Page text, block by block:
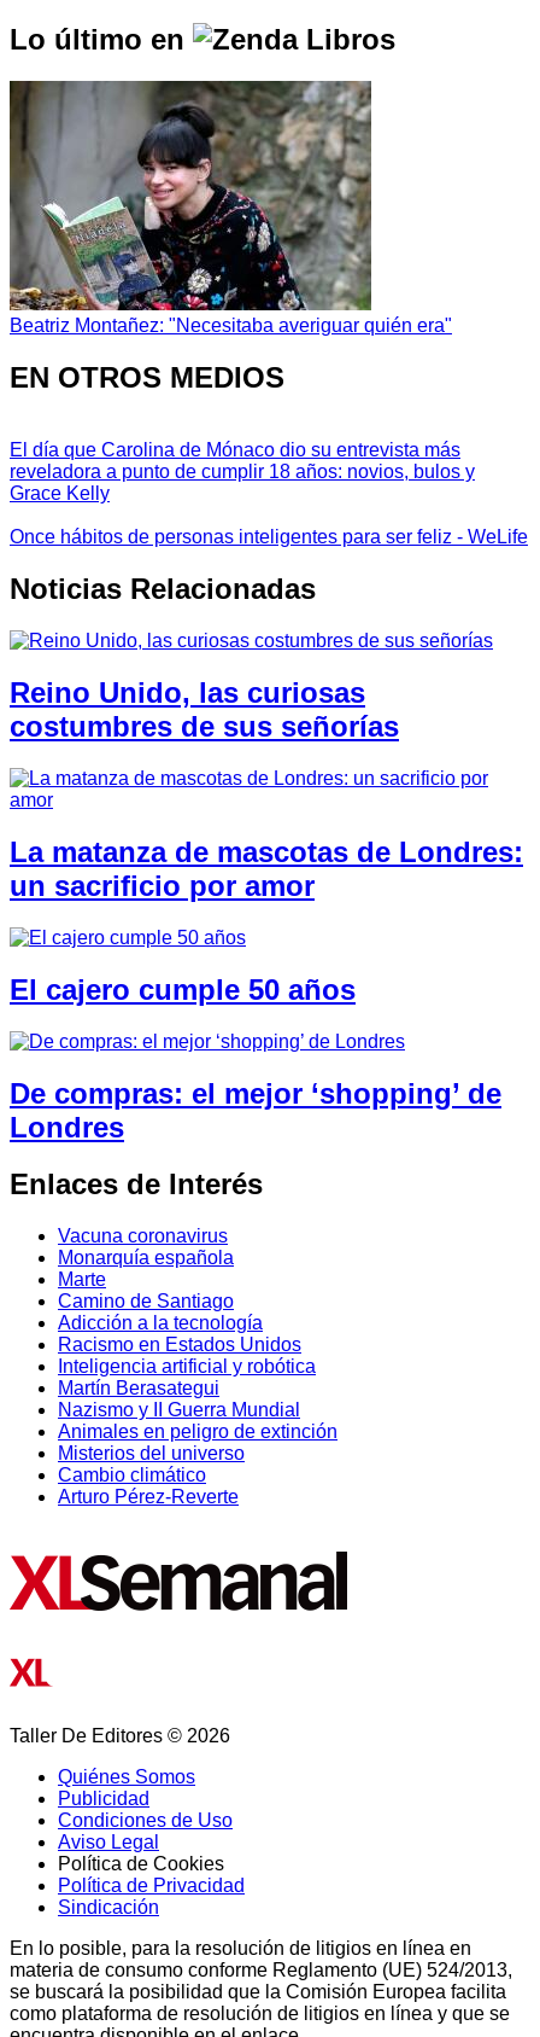
Lo último en
Beatriz Montañez: "Necesitaba averiguar quién era"
EN OTROS MEDIOS
El día que Carolina de Mónaco dio su entrevista más
reveladora a punto de cumplir 18 años: novios, bulos y
Grace Kelly
Once hábitos de personas inteligentes para ser feliz - WeLife
Noticias Relacionadas
Reino Unido, las curiosas
costumbres de sus señorías
La matanza de mascotas de Londres:
un sacrificio por amor
El cajero cumple 50 años
De compras: el mejor ‘shopping’ de
Londres
Enlaces de Interés
Vacuna coronavirus
Monarquía española
Marte
Camino de Santiago
Adicción a la tecnología
Racismo en Estados Unidos
Inteligencia artificial y robótica
Martín Berasategui
Nazismo y II Guerra Mundial
Animales en peligro de extinción
Misterios del universo
Cambio climático
Arturo Pérez-Reverte
Taller De Editores © 2026
Quiénes Somos
Publicidad
Condiciones de Uso
Aviso Legal
Política de Cookies
Política de Privacidad
Sindicación
En lo posible, para la resolución de litigios en línea en
materia de consumo conforme Reglamento (UE) 524/2013,
se buscará la posibilidad que la Comisión Europea facilita
como plataforma de resolución de litigios en línea y que se